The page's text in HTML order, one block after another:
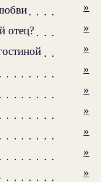
»
отец?
»
»
»
»
»
»
»
»